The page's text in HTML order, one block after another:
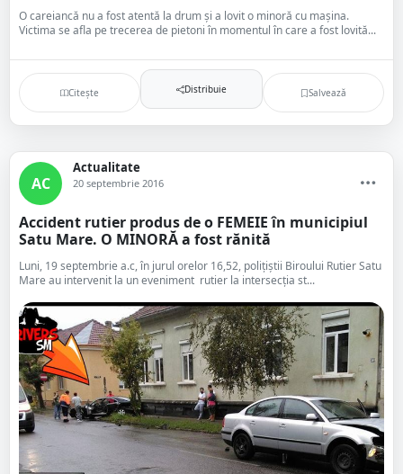
O careiancă nu a fost atentă la drum și a lovit o minoră cu mașina.
Victima se afla pe trecerea de pietoni în momentul în care a fost lovită...
Citește Distribuie Salvează
AC
Actualitate
20 septembrie 2016
Accident rutier produs de o FEMEIE în municipiul
Satu Mare. O MINORĂ a fost rănită
Luni, 19 septembrie a.c, în jurul orelor 16,52, polițiștii Biroului Rutier Satu
Mare au intervenit la un eveniment rutier la intersecția st...